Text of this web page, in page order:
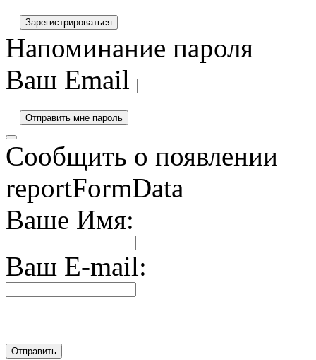
Напоминание пароля
Ваш Email
Сообщить о появлении
reportFormData
Ваше Имя:
Ваш E-mail: